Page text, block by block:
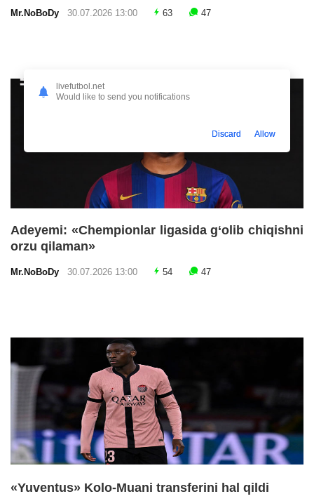
Mr.NoBoDy 30.07.2026 13:00 63 47
Adeyemi: «Chempionlar ligasida g‘olib chiqishni
orzu qilaman»
Mr.NoBoDy 30.07.2026 13:00 54 47
«Yuventus» Kolo-Muani transferini hal qildi
livefutbol.net
Would like to send you notifications
Discard Allow